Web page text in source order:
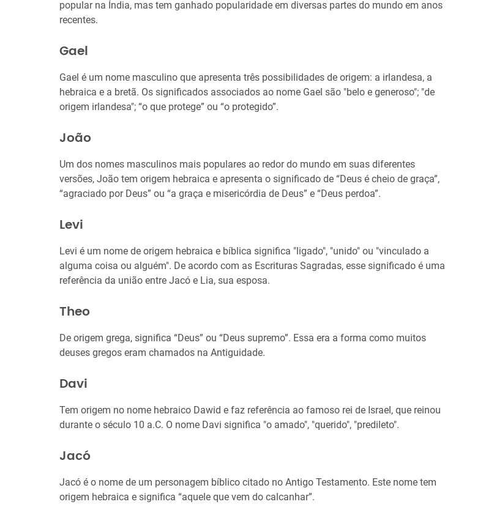
popular na Índia, mas tem ganhado popularidade em diversas partes do mundo em anos
recentes.
Gael
Gael é um nome masculino que apresenta três possibilidades de origem: a irlandesa, a
hebraica e a bretã. Os significados associados ao nome Gael são "belo e generoso"; "de
origem irlandesa"; “o que protege” ou “o protegido”.
João
Um dos nomes masculinos mais populares ao redor do mundo em suas diferentes
versões, João tem origem hebraica e apresenta o significado de “Deus é cheio de graça”,
“agraciado por Deus” ou “a graça e misericórdia de Deus” e “Deus perdoa”.
Levi
Levi é um nome de origem hebraica e bíblica significa "ligado", "unido" ou "vinculado a
alguma coisa ou alguém". De acordo com as Escrituras Sagradas, esse significado é uma
referência da união entre Jacó e Lia, sua esposa.
Theo
De origem grega, significa “Deus” ou “Deus supremo”. Essa era a forma como muitos
deuses gregos eram chamados na Antiguidade.
Davi
Tem origem no nome hebraico Dawid e faz referência ao famoso rei de Israel, que reinou
durante o século 10 a.C. O nome Davi significa "o amado", "querido", "predileto".
Jacó
Jacó é o nome de um personagem bíblico citado no Antigo Testamento. Este nome tem
origem hebraica e significa “aquele que vem do calcanhar”.